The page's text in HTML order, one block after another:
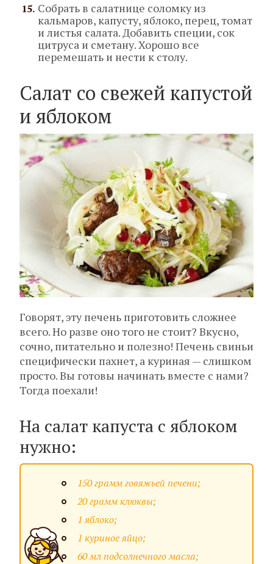
Собрать в салатнице соломку из
кальмаров, капусту, яблоко, перец, томат
и листья салата. Добавить специи, сок
цитруса и сметану. Хорошо все
перемешать и нести к столу.
Салат со свежей капустой
и яблоком
Говорят, эту печень приготовить сложнее
всего. Но разве оно того не стоит? Вкусно,
сочно, питательно и полезно! Печень свиньи
специфически пахнет, а куриная — слишком
просто. Вы готовы начинать вместе с нами?
Тогда поехали!
На салат капуста с яблоком
нужно:
150 грамм говяжьей печени;
20 грамм клюквы;
1 яблоко;
1 куриное яйцо;
60 мл подсолнечного масла;